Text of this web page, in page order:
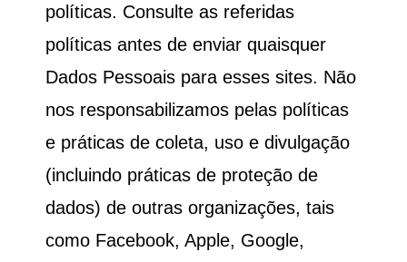
políticas. Consulte as referidas
políticas antes de enviar quaisquer
Dados Pessoais para esses sites. Não
nos responsabilizamos pelas políticas
e práticas de coleta, uso e divulgação
(incluindo práticas de proteção de
dados) de outras organizações, tais
como Facebook, Apple, Google,